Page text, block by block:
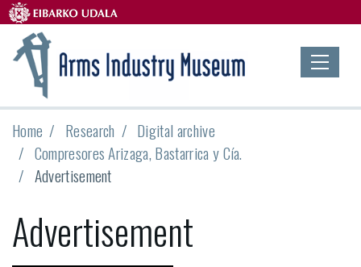
Home Research
Digital archive
Compresores Arizaga, Bastarrica y Cía.
Advertisement
Advertisement